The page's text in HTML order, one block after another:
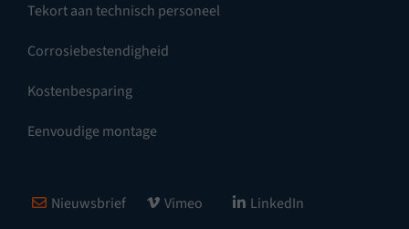
Tekort aan technisch personeel
Corrosiebestendigheid
Kostenbesparing
Eenvoudige montage
Nieuwsbrief Vimeo LinkedIn